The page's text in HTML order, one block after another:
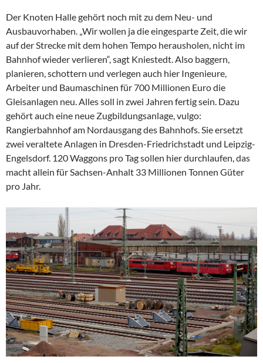
Der Knoten Halle gehört noch mit zu dem Neu- und
Ausbauvorhaben. „Wir wollen ja die eingesparte Zeit, die wir
auf der Strecke mit dem hohen Tempo herausholen, nicht im
Bahnhof wieder verlieren“, sagt Kniestedt. Also baggern,
planieren, schottern und verlegen auch hier Ingenieure,
Arbeiter und Baumaschinen für 700 Millionen Euro die
Gleisanlagen neu. Alles soll in zwei Jahren fertig sein. Dazu
gehört auch eine neue Zugbildungsanlage, vulgo:
Rangierbahnhof am Nordausgang des Bahnhofs. Sie ersetzt
zwei veraltete Anlagen in Dresden-Friedrichstadt und Leipzig-
Engelsdorf. 120 Waggons pro Tag sollen hier durchlaufen, das
macht allein für Sachsen-Anhalt 33 Millionen Tonnen Güter
pro Jahr.